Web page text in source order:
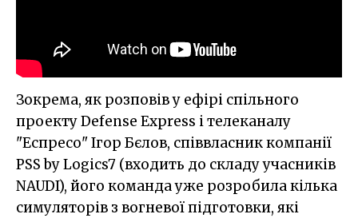
Зокрема, як розповів у ефірі спільного
проекту Defense Express і телеканалу
"Еспресо" Ігор Бєлов, співвласник компанії
PSS by Logics7 (входить до складу учасників
NAUDI), його команда уже розробила кілька
симуляторів з вогневої підготовки, які